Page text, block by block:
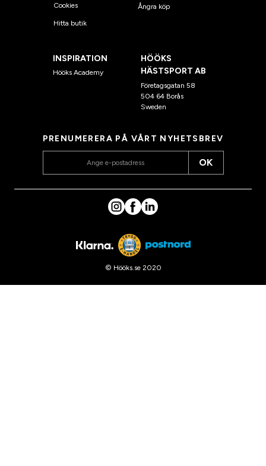
Cookies
Hitta butik
Ångra köp
INSPIRATION
Hööks Academy
HÖÖKS
HÄSTSPORT AB
Företagsgatan 58
504 64 Borås
Sweden
PRENUMERERA PÅ VÅRT NYHETSBREV
OK
© Hööks.se 2020